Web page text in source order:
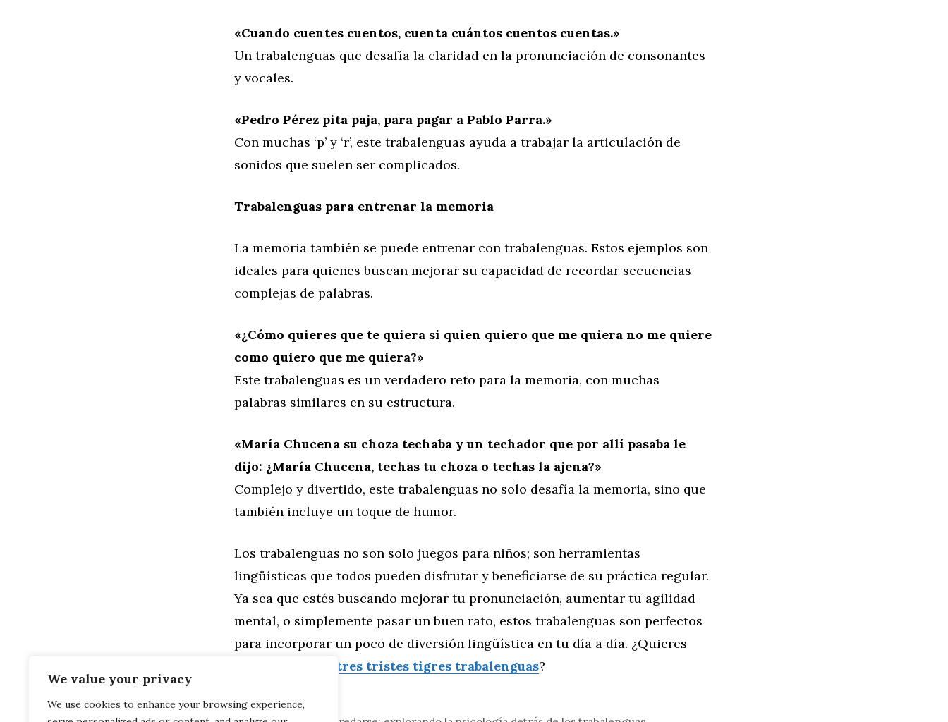
We value your privacy
We use cookies to enhance your browsing experience,
«Cuando cuentes cuentos, cuenta cuántos cuentos cuentas.»
Un trabalenguas que desafía la claridad en la pronunciación de consonantes
y vocales.
«Pedro Pérez pita paja, para pagar a Pablo Parra.»
Con muchas ‘p’ y ‘r’, este trabalenguas ayuda a trabajar la articulación de
sonidos que suelen ser complicados.
Trabalenguas para entrenar la memoria
La memoria también se puede entrenar con trabalenguas. Estos ejemplos son
ideales para quienes buscan mejorar su capacidad de recordar secuencias
complejas de palabras.
«¿Cómo quieres que te quiera si quien quiero que me quiera no me quiere
como quiero que me quiera?»
Este trabalenguas es un verdadero reto para la memoria, con muchas
palabras similares en su estructura.
«María Chucena su choza techaba y un techador que por allí pasaba le
dijo: ¿María Chucena, techas tu choza o techas la ajena?»
Complejo y divertido, este trabalenguas no solo desafía la memoria, sino que
también incluye un toque de humor.
Los trabalenguas no son solo juegos para niños; son herramientas
lingüísticas que todos pueden disfrutar y beneficiarse de su práctica regular.
Ya sea que estés buscando mejorar tu pronunciación, aumentar tu agilidad
mental, o simplemente pasar un buen rato, estos trabalenguas son perfectos
para incorporar un poco de diversión lingüística en tu día a día. ¿Quieres
tres tristes tigres trabalenguas?
Categorías
Familia,General